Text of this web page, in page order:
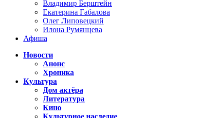
Владимир Берштейн
Екатерина Габалова
Олег Липовецкий
Илона Румянцева
Афиша
Новости
Анонс
Хроника
Культура
Дом актёра
Литература
Кино